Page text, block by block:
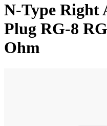
N-Type Right
Plug RG-8
Ohm